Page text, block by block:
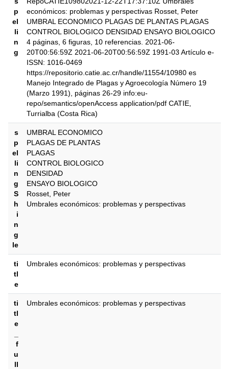
p
el
li
n
g
económicos: problemas y perspectivas Rosset, Peter
UMBRAL ECONOMICO PLAGAS DE PLANTAS PLAGAS
CONTROL BIOLOGICO DENSIDAD ENSAYO BIOLOGICO
4 páginas, 6 figuras, 10 referencias. 2021-06-
20T00:56:59Z 2021-06-20T00:56:59Z 1991-03 Artículo e-
ISSN: 1016-0469
https://repositorio.catie.ac.cr/handle/11554/10980 es
Manejo Integrado de Plagas y Agroecología Número 19
(Marzo 1991), páginas 26-29 info:eu-
repo/semantics/openAccess application/pdf CATIE,
Turrialba (Costa Rica)
s
p
el
li
n
g
S
h
i
n
g
le
UMBRAL ECONOMICO
PLAGAS DE PLANTAS
PLAGAS
CONTROL BIOLOGICO
DENSIDAD
ENSAYO BIOLOGICO
Rosset, Peter
Umbrales económicos: problemas y perspectivas
ti
tl
e
Umbrales económicos: problemas y perspectivas
ti
tl
e
f
u
ll
Umbrales económicos: problemas y perspectivas